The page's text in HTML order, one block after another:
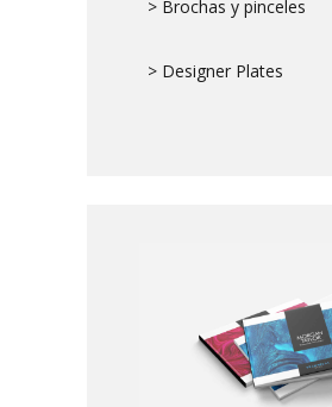
> Brochas y pinceles
> Designer Plates